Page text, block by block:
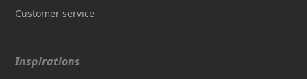
Customer service
Inspirations